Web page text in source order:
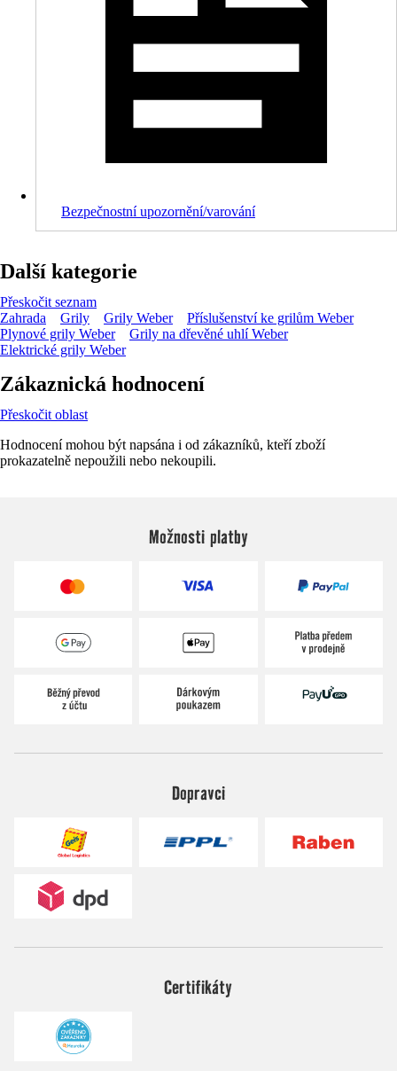
Bezpečnostní upozornění/varování
Další kategorie
Přeskočit seznam
Zahrada
Grily Grily Weber
Příslušenství ke grilům Weber
Plynové grily Weber
Grily na dřevěné uhlí Weber
Elektrické grily Weber
Zákaznická hodnocení
Přeskočit oblast
Hodnocení mohou být napsána i od zákazníků, kteří zboží
prokazatelně nepoužili nebo nekoupili.
Možnosti platby
Dopravci
Certifikáty